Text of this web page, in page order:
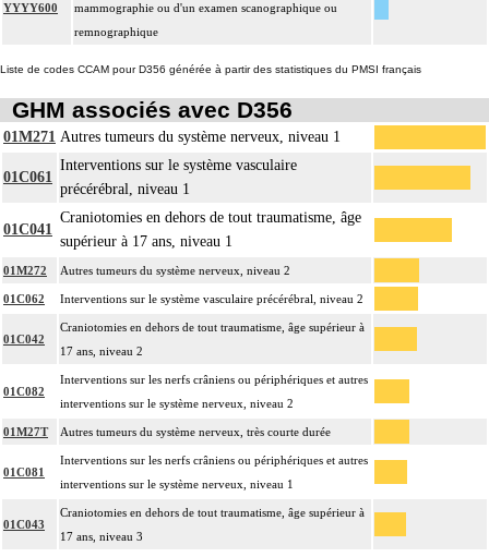
YYYY600
mammographie ou d'un examen scanographique ou
remnographique
Liste de codes CCAM pour D356 générée à partir des statistiques du PMSI français
GHM associés avec D356
01M271 Autres tumeurs du système nerveux, niveau 1
01C061
Interventions sur le système vasculaire
précérébral, niveau 1
01C041
Craniotomies en dehors de tout traumatisme, âge
supérieur à 17 ans, niveau 1
01M272 Autres tumeurs du système nerveux, niveau 2
01C062 Interventions sur le système vasculaire précérébral, niveau 2
01C042
Craniotomies en dehors de tout traumatisme, âge supérieur à
17 ans, niveau 2
01C082
Interventions sur les nerfs crâniens ou périphériques et autres
interventions sur le système nerveux, niveau 2
01M27T Autres tumeurs du système nerveux, très courte durée
01C081
Interventions sur les nerfs crâniens ou périphériques et autres
interventions sur le système nerveux, niveau 1
01C043
Craniotomies en dehors de tout traumatisme, âge supérieur à
17 ans, niveau 3